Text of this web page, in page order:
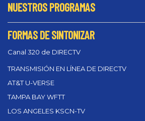
NUESTROS PROGRAMAS
FORMAS DE SINTONIZAR
Canal 320 de DIRECTV
TRANSMISIÓN EN LÍNEA DE DIRECTV
AT&T U-VERSE
TAMPA BAY WFTT
LOS ANGELES KSCN-TV